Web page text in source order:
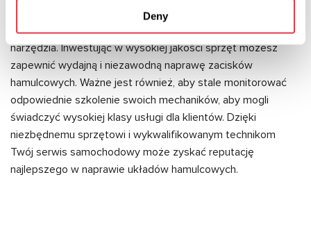
Deny
Do pomyślnej naprawy zacisków hamulcowych w serwisie
samochodowym potrzebny jest odpowiedni sprzęt i
narzędzia. Inwestując w wysokiej jakości sprzęt możesz
zapewnić wydajną i niezawodną naprawę zacisków
hamulcowych. Ważne jest również, aby stale monitorować
odpowiednie szkolenie swoich mechaników, aby mogli
świadczyć wysokiej klasy usługi dla klientów. Dzięki
niezbędnemu sprzętowi i wykwalifikowanym technikom
Twój serwis samochodowy może zyskać reputację
najlepszego w naprawie układów hamulcowych.